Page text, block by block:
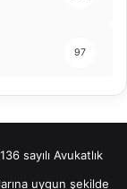
97
sayılı Avukatlık
uygun şekilde